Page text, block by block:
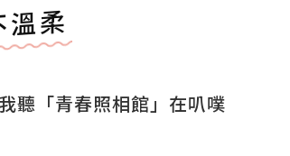
柔
聽「青春照相館」在叭噗